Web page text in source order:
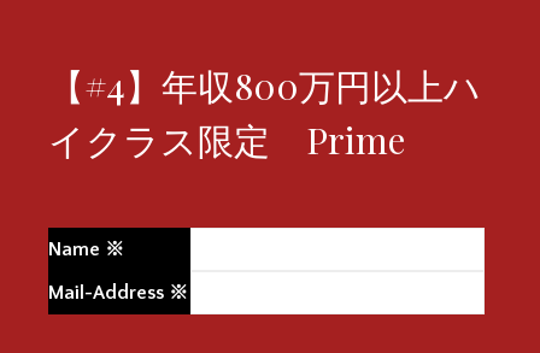
【#4】年収800万円以上ハ
イクラス限定 Prime
Name ※
Mail-Address ※